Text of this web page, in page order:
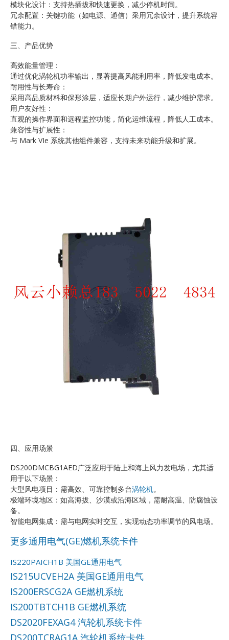
模块化设计：支持热插拔和快速更换，减少停机时间。
冗余配置：关键功能（如电源、通信）采用冗余设计，提升系统容
错能力。
三、产品优势
高效能量管理：
通过优化涡轮机功率输出，显著提高风能利用率，降低发电成本。
耐用性与长寿命：
采用高品质材料和保形涂层，适应长期户外运行，减少维护需求。
用户友好性：
直观的操作界面和远程监控功能，简化运维流程，降低人工成本。
兼容性与扩展性：
与 Mark VIe 系统其他组件兼容，支持未来功能升级和扩展。
四、应用场景
DS200DMCBG1AED广泛应用于陆上和海上风力发电场，尤其适
用于以下场景：
大型风电项目：需高效、可靠控制多台涡轮机。
极端环境地区：如高海拔、沙漠或沿海区域，需耐高温、防腐蚀设
备。
智能电网集成：需与电网实时交互，实现动态功率调节的风电场。
更多通用电气(GE)燃机系统卡件
IS220PAICH1B 美国GE通用电气
IS215UCVEH2A 美国GE通用电气
IS200ERSCG2A GE燃机系统
IS200TBTCH1B GE燃机系统
DS2020FEXAG4 汽轮机系统卡件
DS200TCRAG1A 汽轮机系统卡件